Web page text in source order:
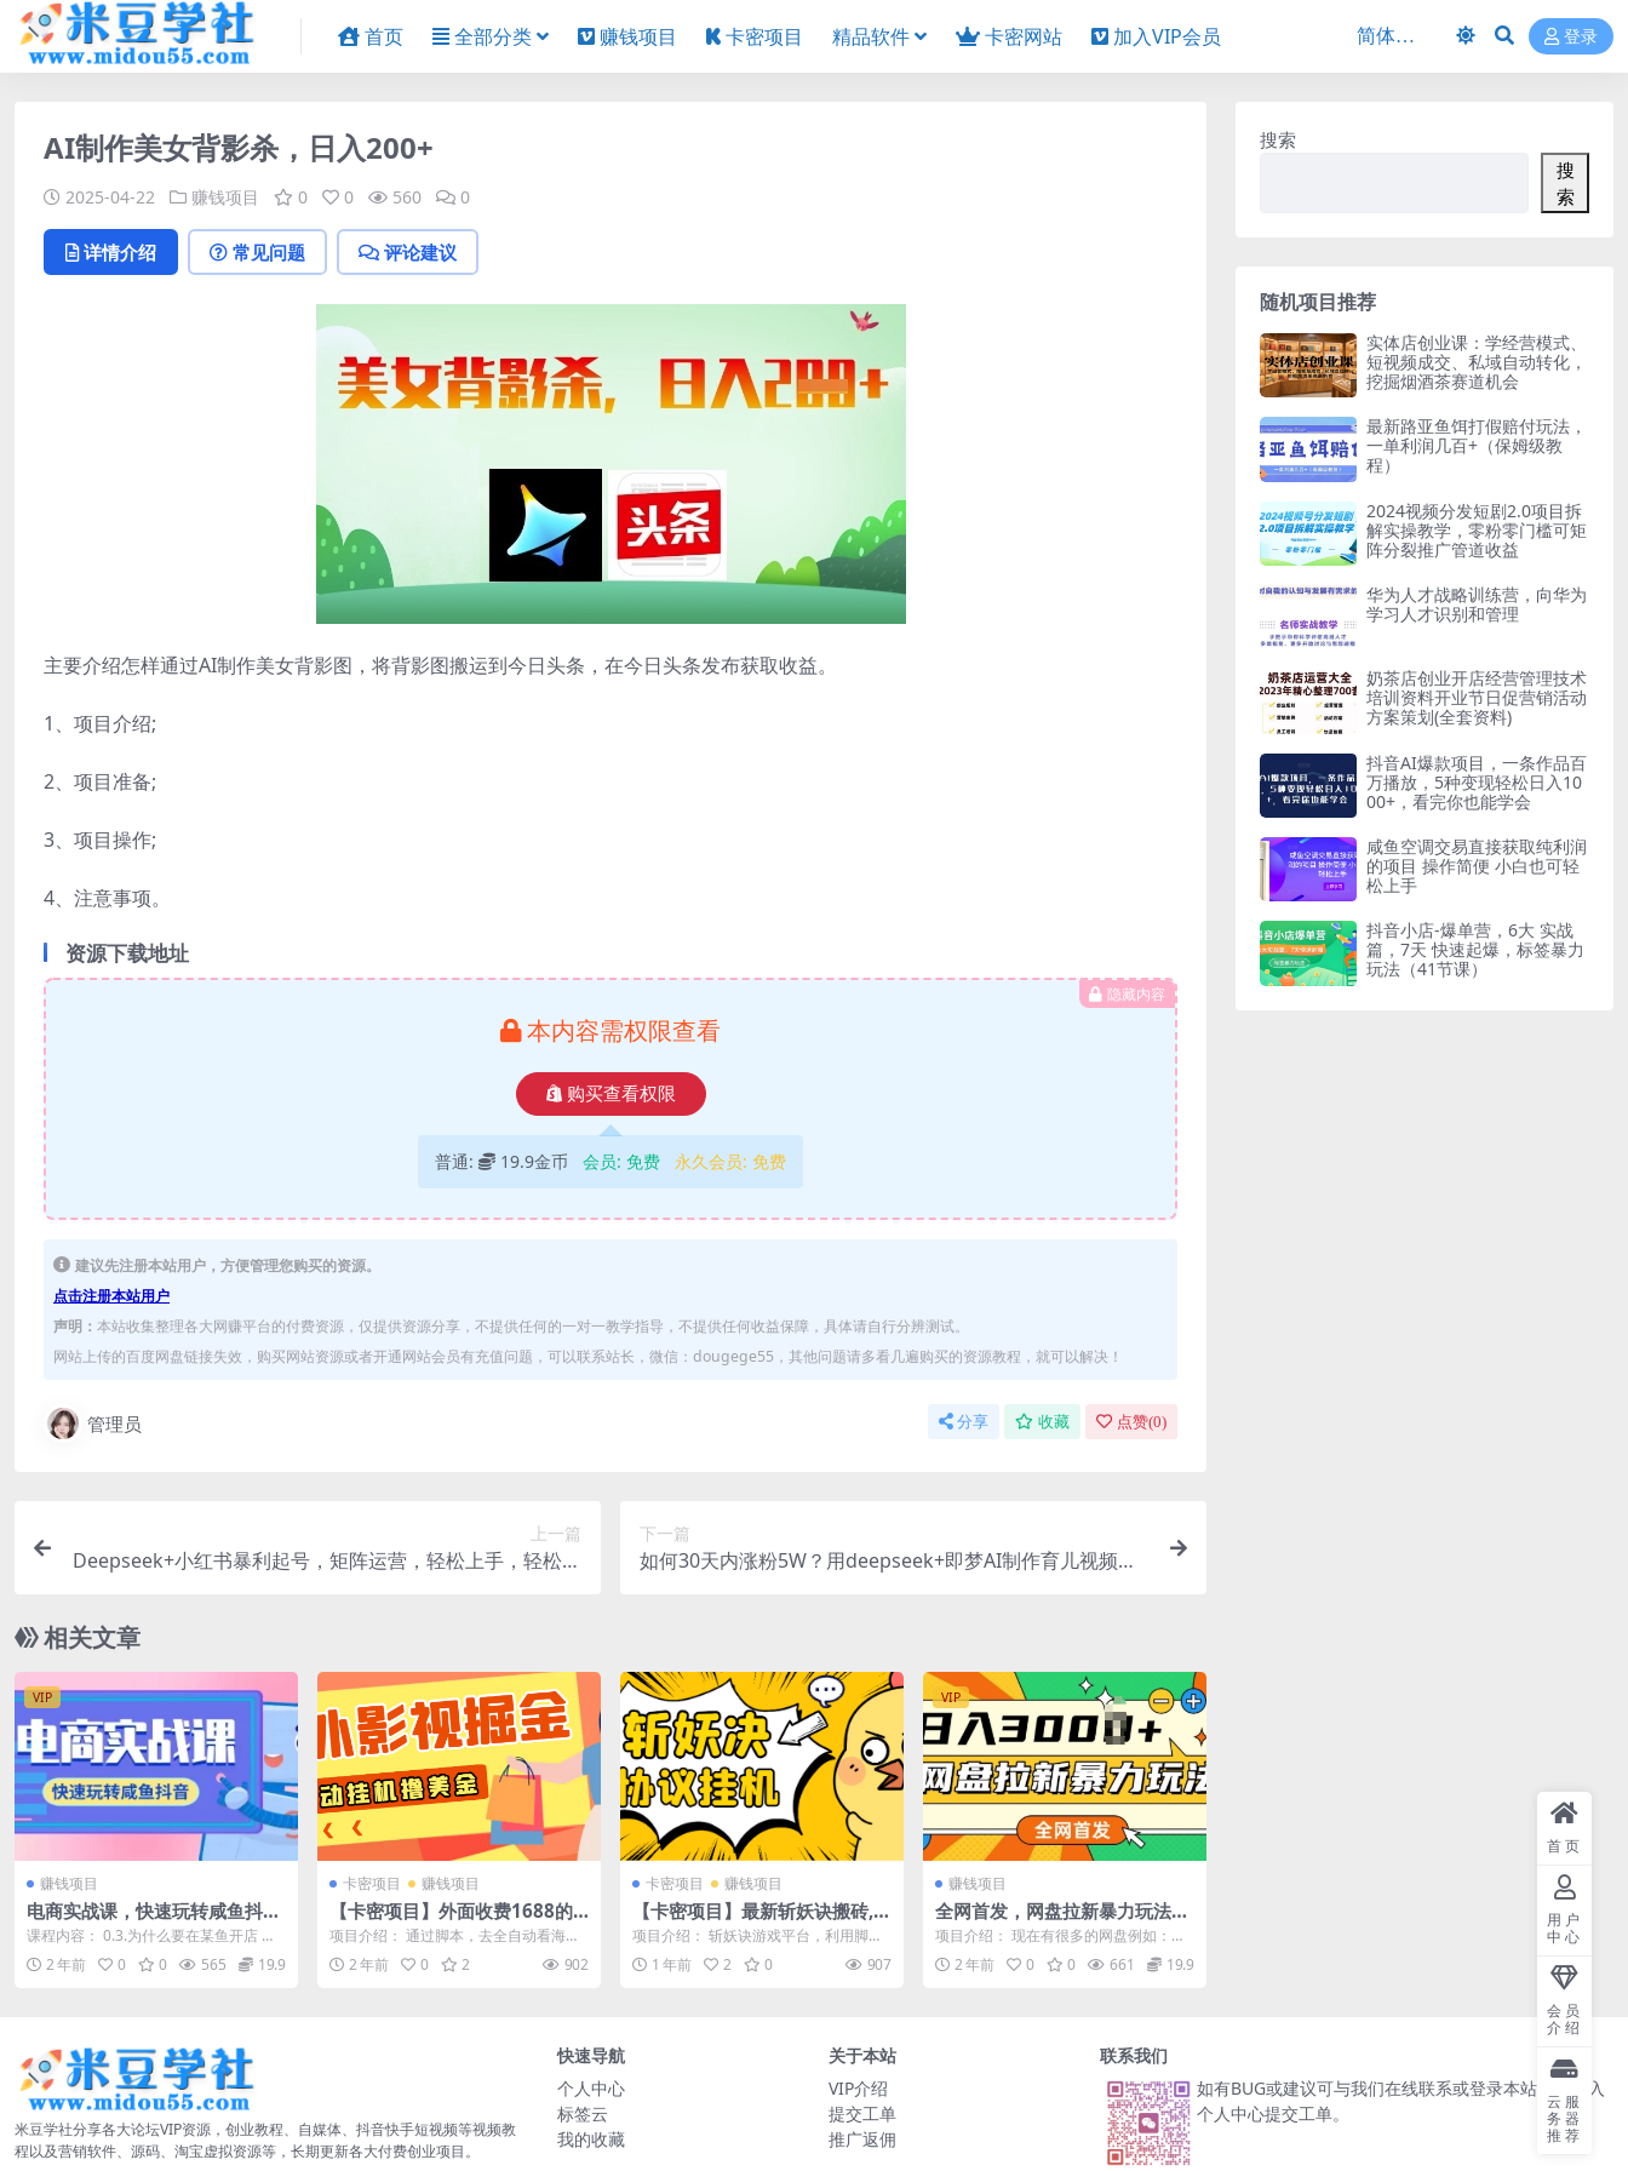
首页 全部分类 赚钱项目 卡密项目 精品软件 卡密网站 加入VIP会员 登录
AI制作美女背影杀，日入200+
2025-04-22 赚钱项目 0 0 560 0
详情介绍 常见问题 评论建议
主要介绍怎样通过AI制作美女背影图，将背影图搬运到今日头条，在今日头条发布获取收益。
1、项目介绍;
2、项目准备;
3、项目操作;
4、注意事项。
资源下载地址
隐藏内容
本内容需权限查看
购买查看权限
普通: 19.9金币 会员: 免费 永久会员: 免费
建议先注册本站用户，方便管理您购买的资源。
点击注册本站用户
声明： 本站收集整理各大网赚平台的付费资源，仅提供资源分享，不提供任何的一对一教学指导，不提供任何收益保障，具体请自行分辨测试。
网站上传的百度网盘链接失效，购买网站资源或者开通网站会员有充值问题，可以联系站长，微信：dougege55，其他问题请多看几遍购买的资源教程，就可以解决！
管理员 分享 收藏 点赞(0)
上一篇
Deepseek+小红书暴利起号，矩阵运营，轻松上手，轻松获
下一篇
如何30天内涨粉5W？用deepseek+即梦AI制作育儿视频，
相关文章
VIP
赚钱项目
电商实战课，快速玩转咸鱼抖
音，全体系全流程精细化咸鱼电
商运营-71节课
课程内容： 0.3.为什么要在某鱼开店 转
换,mp4 1.4.什么人适合做某鱼,...
2 年前 0 0 565 19.9
卡密项目 赚钱项目
【卡密项目】外面收费1688的
最新海外影视全自动掘金挂机撸
美金，单机一天120+【群控脚
本+使用教程】
项目介绍： 通过脚本，去全自动看海外
影视视频，10秒钟切换一个 看完脚本自
动切换...
2 年前 0 2 902
卡密项目 赚钱项目
【卡密项目】最新斩妖诀搬砖,
全自动抢购挂机项目，单号一天
12+【协议脚本+使用教程】
项目介绍： 斩妖诀游戏平台，利用脚本
全自动去完成当天的任务来获得道具以
及材料去拍...
1 年前 2 0 907
VIP
赚钱项目
全网首发，网盘拉新暴力玩法，
操作简单，会录屏就能赚钱，日
入几百
项目介绍： 现在有很多的网盘例如：夸
克、UC、迅雷网盘等等，这些APP厂商
想推广...
2 年前 0 0 661 19.9
搜索
搜
索
随机项目推荐
实体店创业课：学经营模式、
短视频成交、私域自动转化，
挖掘烟酒茶赛道机会
最新路亚鱼饵打假赔付玩法，
一单利润几百+（保姆级教
程）
2024视频分发短剧2.0项目拆
解实操教学，零粉零门槛可矩
阵分裂推广管道收益
华为人才战略训练营，向华为
学习人才识别和管理
奶茶店创业开店经营管理技术
培训资料开业节日促营销活动
方案策划(全套资料)
抖音AI爆款项目，一条作品百
万播放，5种变现轻松日入10
00+，看完你也能学会
咸鱼空调交易直接获取纯利润
的项目 操作简便 小白也可轻
松上手
抖音小店-爆单营，6大 实战
篇，7天 快速起爆，标签暴力
玩法（41节课）
米豆学社分享各大论坛VIP资源，创业教程、自媒体、抖音快手短视频等视频教
程以及营销软件、源码、淘宝虚拟资源等，长期更新各大付费创业项目。
快速导航
个人中心
标签云
我的收藏
关于本站
VIP介绍
提交工单
推广返佣
联系我们
如有BUG或建议可与我们在线联系或登录本站账号进入
个人中心提交工单。
首页
用户
中心
会员
介绍
云服
务器
推荐